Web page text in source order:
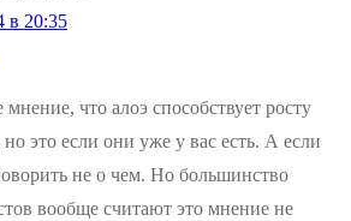
в 20:35
мнение, что алоэ способствует росту
это если они уже у вас есть. А если
не о чем. Но большинство
вообще считают это мнение не